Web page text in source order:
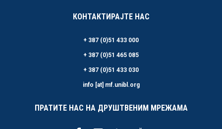
КОНТАКТИРАЈТЕ НАС
+ 387 (0)51 433 000
+ 387 (0)51 465 085
+ 387 (0)51 433 030
info [at] mf.unibl.org
ПРАТИТЕ НАС НА ДРУШТВЕНИМ МРЕЖАМА